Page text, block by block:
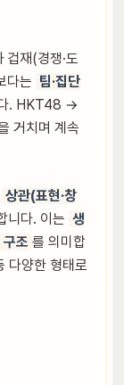
재(경쟁·도
다는 팀·집단
. HKT48 →
거치며 계속
상관(표현·창
니다. 이는 생
조 를 의미합
다양한 형태로